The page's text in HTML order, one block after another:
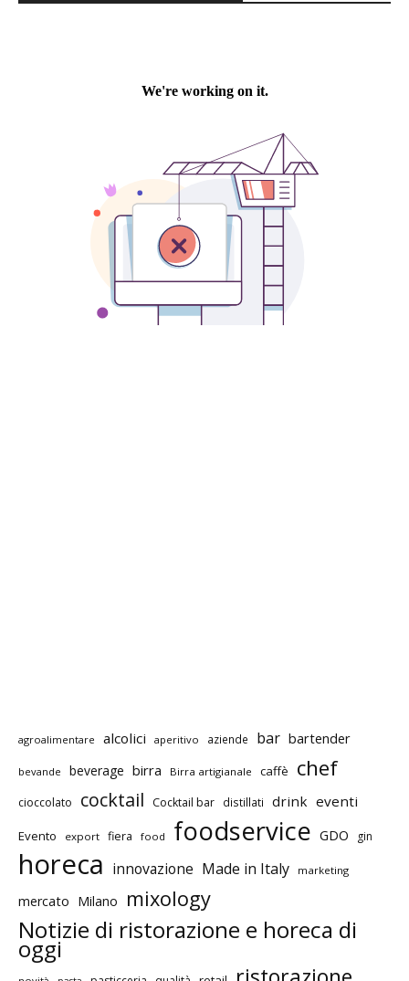
agroalimentare alcolici aperitivo aziende bar bartender
bevande beverage birra Birra artigianale caffè chef
cioccolato cocktail Cocktail bar distillati drink eventi
Evento export fiera food foodservice GDO gin
horeca innovazione Made in Italy marketing
mercato Milano mixology
Notizie di ristorazione e horeca di
oggi